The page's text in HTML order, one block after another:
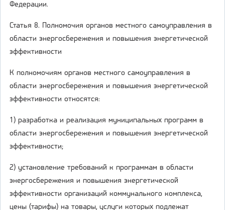
Федерации.
Статья 8. Полномочия органов местного самоуправления в
области энергосбережения и повышения энергетической
эффективности
К полномочиям органов местного самоуправления в
области энергосбережения и повышения энергетической
эффективности относятся:
1) разработка и реализация муниципальных программ в
области энергосбережения и повышения энергетической
эффективности;
2) установление требований к программам в области
энергосбережения и повышения энергетической
эффективности организаций коммунального комплекса,
цены (тарифы) на товары, услуги которых подлежат